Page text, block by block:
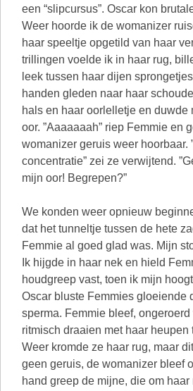
een “slipcursus”. Oscar kon
Weer hoorde ik de womanizer
haar speeltje opgetild van haar
trillingen voelde ik in haar rug,
leek tussen haar dijen
handen gleden naar haar
hals en haar oorlelletje en duwde
oor. ”Aaaaaaah” riep Femmie en
womanizer geruis weer hoorbaar.
concentratie” zei ze verwijtend.
mijn oor! Begrepen?”
We konden weer opnieuw
dat het tunneltje tussen de hete
Femmie al goed glad was. Mijn
Ik hijgde in haar nek en hield
houdgreep vast, toen ik mijn
Oscar bluste Femmies gloeiende
sperma. Femmie bleef,
ritmisch draaien met haar heupen
Weer kromde ze haar rug, maar
geen geruis, de womanizer bleef
hand greep de mijne, die om